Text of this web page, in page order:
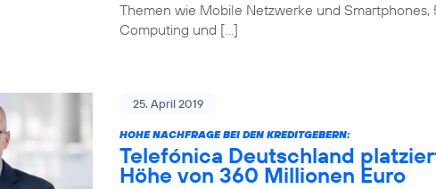
Themen wie Mobile Netzwerke und
Computing und […]
25. April 2019
HOHE NACHFRAGE BEI DEN KREDITGEBERN:
Telefónica Deutschland
Höhe von 360 Millionen Euro